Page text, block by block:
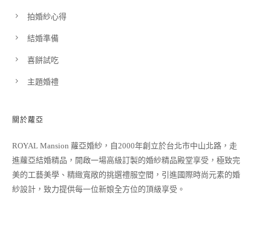
拍婚紗心得
結婚準備
喜餅試吃
主題婚禮
關於蘿亞
ROYAL Mansion 蘿亞婚紗，自2000年創立於台北市中山北路，走
進蘿亞結婚精品，開啟一場高級訂製的婚紗精品殿堂享受，極致完
美的工藝美學、精緻寬敞的挑選禮服空間，引進國際時尚元素的婚
紗設計，致力提供每一位新娘全方位的頂級享受。